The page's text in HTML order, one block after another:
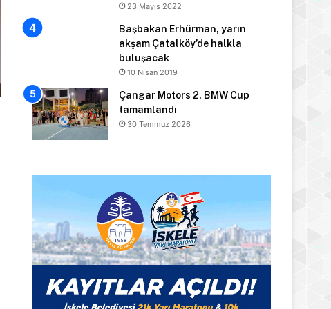
23 Mayıs 2022
Başbakan Erhürman, yarın
akşam Çatalköy’de halkla
buluşacak
10 Nisan 2019
Çangar Motors 2. BMW Cup
tamamlandı
30 Temmuz 2026